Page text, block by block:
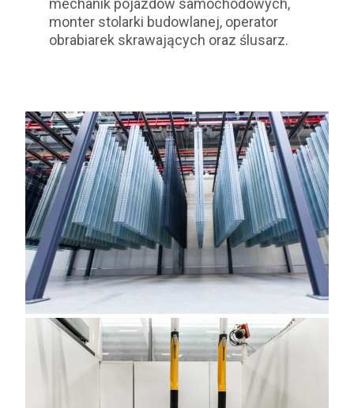
monter stolarki budowlanej, operator
obrabiarek skrawających oraz ślusarz.